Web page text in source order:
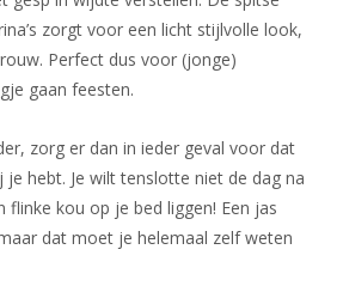
zorgt voor een licht stijlvolle look,
Perfect dus voor (jonge)
gaan feesten.
zorg er dan in ieder geval voor dat
je hebt. Je wilt tenslotte niet de dag na
flinke kou op je bed liggen! Een jas
dat moet je helemaal zelf weten